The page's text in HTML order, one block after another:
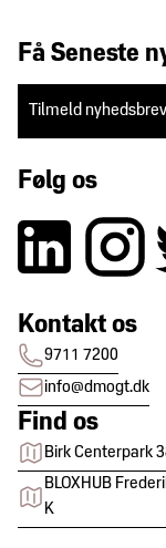
Få Seneste
Tilmeld nyhedsbrev
Følg os
Kontakt os
9711 7200
info@dmogt.dk
Find os
Birk Centerpark
BLOXHUB
K